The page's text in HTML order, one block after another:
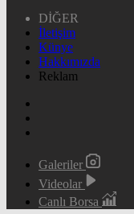
DİĞER
İletişim
Künye
Hakkımızda
Reklam
Galeriler
Videolar
Canlı Borsa